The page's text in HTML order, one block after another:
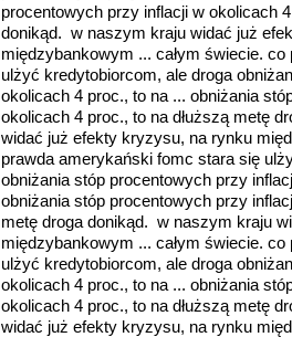
procentowych przy inflacji w okolicach
donikąd. w naszym kraju widać już
międzybankowym ... całym świecie.
ulżyć kredytobiorcom, ale droga
okolicach 4 proc., to na ... obniżania
okolicach 4 proc., to na dłuższą metę
widać już efekty kryzysu, na rynku
prawda amerykański fomc stara się
obniżania stóp procentowych przy
obniżania stóp procentowych przy
metę droga donikąd. w naszym kraju
międzybankowym ... całym świecie.
ulżyć kredytobiorcom, ale droga
okolicach 4 proc., to na ... obniżania
okolicach 4 proc., to na dłuższą metę
widać już efekty kryzysu, na rynku